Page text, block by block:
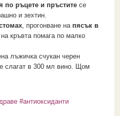
по ръцете и пръститесе
и зехтин.
, прогонване на пясък в
кръвта помага по малко
лъжичка счукан черен
слагат в 300 мл вино. Щом
#антиоксиданти